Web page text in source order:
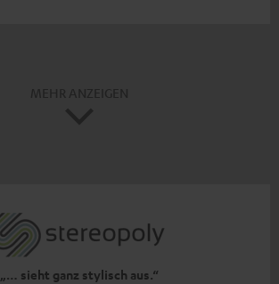
„… sieht ganz stylisch aus.“